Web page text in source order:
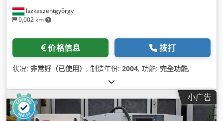
Iszkaszentgyörgy
9,002 km
价格信息 拨打
状况: 非常好（已使用） , 制造年份: 2004, 功能: 完全功能,
小广告